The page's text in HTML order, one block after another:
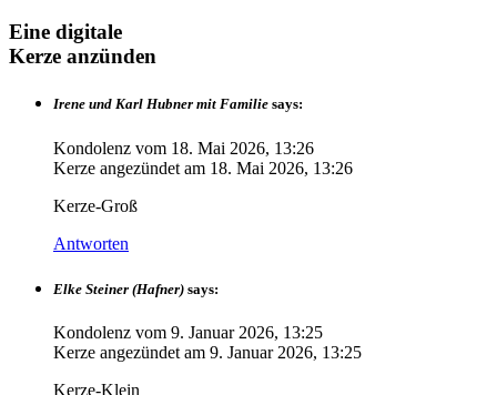
Eine digitale
Kerze anzünden
Irene und Karl Hubner mit Familie says:
Kondolenz vom 18. Mai 2026, 13:26
Kerze angezündet am 18. Mai 2026, 13:26
Kerze-Groß
Antworten
Elke Steiner (Hafner) says:
Kondolenz vom 9. Januar 2026, 13:25
Kerze angezündet am 9. Januar 2026, 13:25
Kerze-Klein